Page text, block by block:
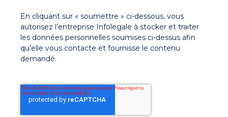
En cliquant sur « soumettre » ci-dessous, vous
autorisez l’entreprise Infolegale à stocker et traiter
les données personnelles soumises ci-dessus afin
qu’elle vous contacte et fournisse le contenu
demandé.